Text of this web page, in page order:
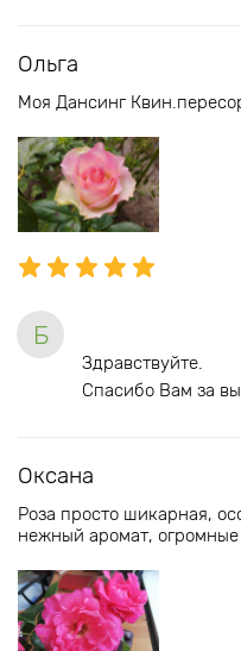
Ольга
Моя Дансинг
Б
Здравствуйте.
Спасибо Вам за
Оксана
Роза просто шикарная,
нежный аромат,